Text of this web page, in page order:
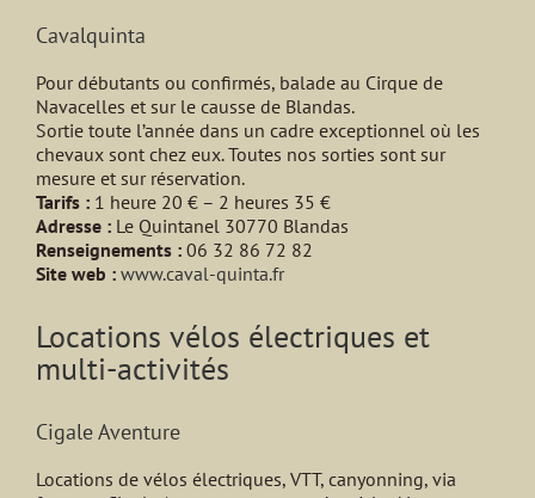
Cavalquinta
Pour débutants ou confirmés, balade au Cirque de
Navacelles et sur le causse de Blandas.
Sortie toute l’année dans un cadre exceptionnel où les
chevaux sont chez eux. Toutes nos sorties sont sur
mesure et sur réservation.
Tarifs : 1 heure 20 € – 2 heures 35 €
Adresse : Le Quintanel 30770 Blandas
Renseignements : 06 32 86 72 82
Site web : www.caval-quinta.fr
Locations vélos électriques et
multi-activités
Cigale Aventure
Locations de vélos électriques, VTT, canyonning, via